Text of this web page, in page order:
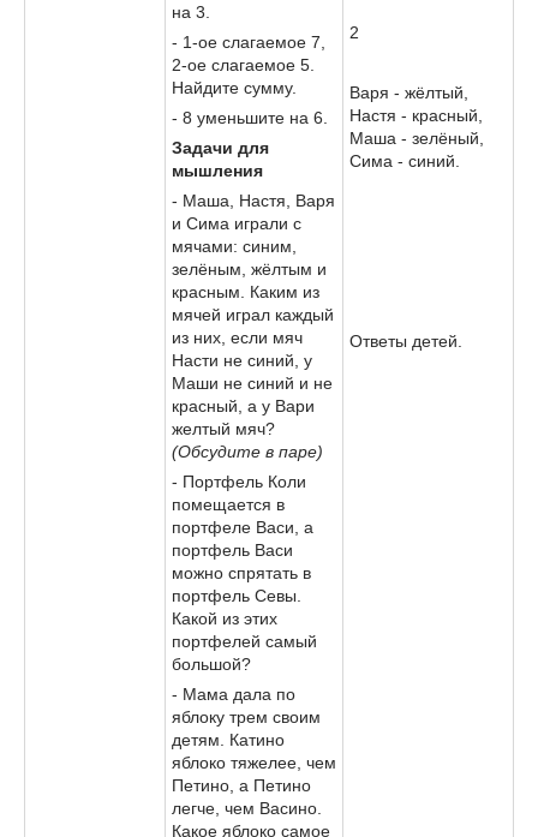
на 3.
- 1-ое слагаемое 7,
2-ое слагаемое 5.
Найдите сумму.
- 8 уменьшите на 6.
Задачи для
мышления
- Маша, Настя, Варя
и Сима играли с
мячами: синим,
зелёным, жёлтым и
красным. Каким из
мячей играл каждый
из них, если мяч
Насти не синий, у
Маши не синий и не
красный, а у Вари
желтый мяч?
(Обсудите в паре)
- Портфель Коли
помещается в
портфеле Васи, а
портфель Васи
можно спрятать в
портфель Севы.
Какой из этих
портфелей самый
большой?
- Мама дала по
яблоку трем своим
детям. Катино
яблоко тяжелее, чем
Петино, а Петино
легче, чем Васино.
Какое яблоко самое
2
Варя - жёлтый,
Настя - красный,
Маша - зелёный,
Сима - синий.
Ответы детей.